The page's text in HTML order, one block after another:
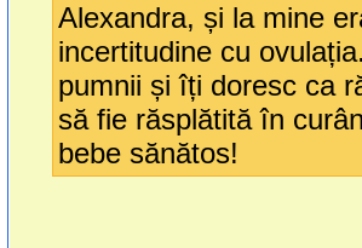
Alexandra, și la mine
incertitudine cu
pumnii și îți doresc ca
să fie răsplătită în
bebe sănătos!